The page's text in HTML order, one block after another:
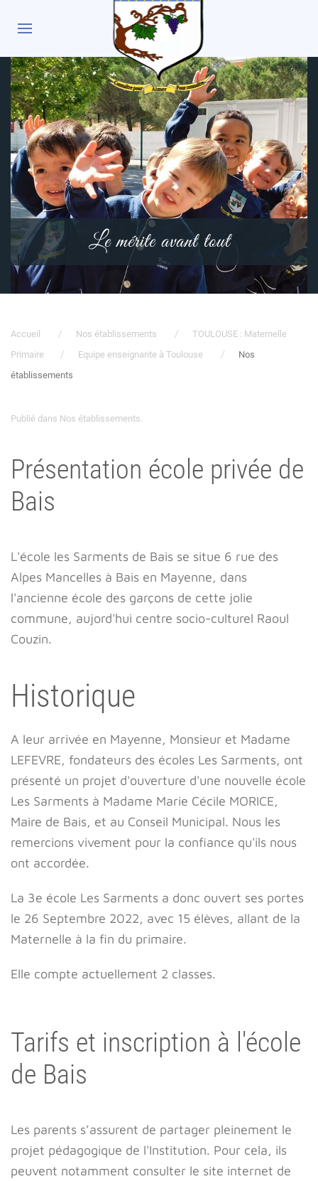
Le mérite avant tout
Accueil Nos établissements
TOULOUSE : Maternelle
Primaire
Equipe enseignante à Toulouse
Nos
établissements
Publié dans Nos établissements.
Présentation école privée de
Bais
L'école les Sarments de Bais se situe 6 rue des
Alpes Mancelles à Bais en Mayenne, dans
l'ancienne école des garçons de cette jolie
commune, aujord'hui centre socio-culturel Raoul
Couzin.
Historique
A leur arrivée en Mayenne, Monsieur et Madame
LEFEVRE, fondateurs des écoles Les Sarments, ont
présenté un projet d'ouverture d'une nouvelle école
Les Sarments à Madame Marie Cécile MORICE,
Maire de Bais, et au Conseil Municipal. Nous les
remercions vivement pour la confiance qu'ils nous
ont accordée.
La 3e école Les Sarments a donc ouvert ses portes
le 26 Septembre 2022, avec 15 élèves, allant de la
Maternelle à la fin du primaire.
Elle compte actuellement 2 classes.
Tarifs et inscription à l'école
de Bais
Les parents s’assurent de partager pleinement le
projet pédagogique de l'Institution. Pour cela, ils
peuvent notamment consulter le site internet de